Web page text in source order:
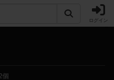
ログイン
2個